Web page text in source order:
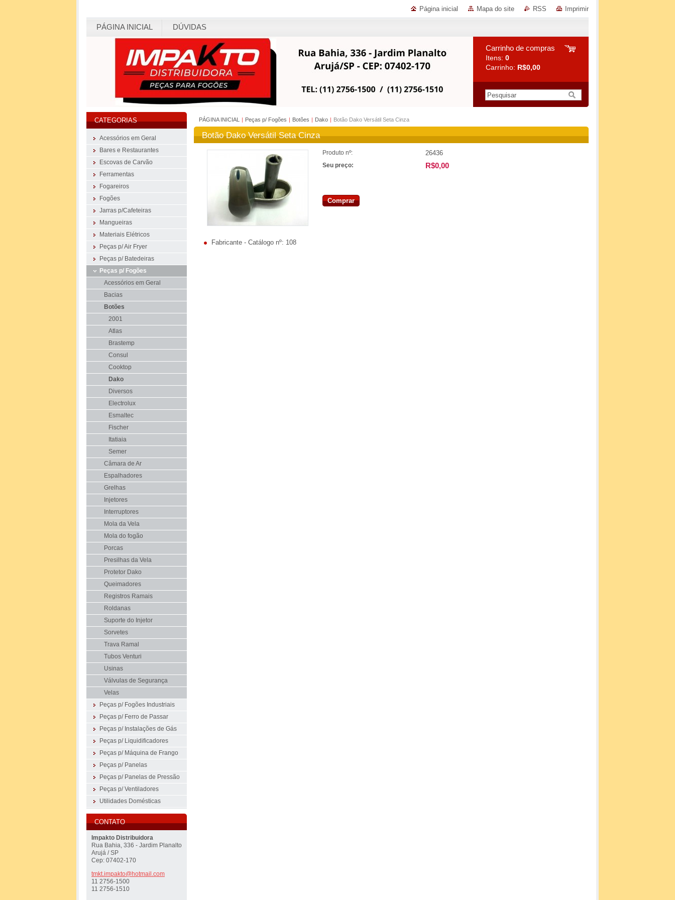
Página inicial Mapa do site RSS Imprimir
PÁGINA INICIAL DÚVIDAS
Carrinho de compras
Itens: 0
Carrinho: R$0,00
PÁGINA INICIAL | Peças p/ Fogões | Botões | Dako | Botão Dako Versátil Seta Cinza
Botão Dako Versátil Seta Cinza
Fabricante - Catálogo nº: 108
Produto nº: 26436
Seu preço: R$0,00
Comprar
CATEGORIAS
Acessórios em Geral
Bares e Restaurantes
Escovas de Carvão
Ferramentas
Fogareiros
Fogões
Jarras p/Cafeteiras
Mangueiras
Materiais Elétricos
Peças p/ Air Fryer
Peças p/ Batedeiras
Peças p/ Fogões
Acessórios em Geral
Bacias
Botões
2001
Atlas
Brastemp
Consul
Cooktop
Dako
Diversos
Electrolux
Esmaltec
Fischer
Itatiaia
Semer
Câmara de Ar
Espalhadores
Grelhas
Injetores
Interruptores
Mola da Vela
Mola do fogão
Porcas
Presilhas da Vela
Protetor Dako
Queimadores
Registros Ramais
Roldanas
Suporte do Injetor
Sorvetes
Trava Ramal
Tubos Venturi
Usinas
Válvulas de Segurança
Velas
Peças p/ Fogões Industriais
Peças p/ Ferro de Passar
Peças p/ Instalações de Gás
Peças p/ Liquidificadores
Peças p/ Máquina de Frango
Peças p/ Panelas
Peças p/ Panelas de Pressão
Peças p/ Ventiladores
Utilidades Domésticas
CONTATO
Impakto Distribuidora
Rua Bahia, 336 - Jardim Planalto
Arujá / SP
Cep: 07402-170
tmkt.impakto@hotmail.com
11 2756-1500
11 2756-1510